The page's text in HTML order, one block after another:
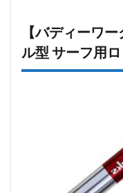
【バディーワ
ル型 サーフ用